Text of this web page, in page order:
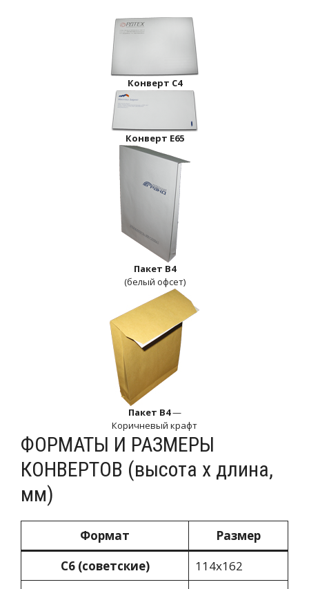
Конверт С4
Конверт E65
Пакет B4
(белый офсет)
Пакет B4—
Коричневый крафт
ФОРМАТЫ И РАЗМЕРЫ
КОНВЕРТОВ (высота х длина,
мм)
Формат
Размер
С6 (советские)
114х162